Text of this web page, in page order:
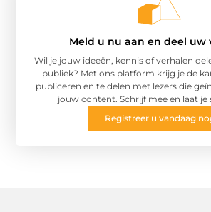
Meld u nu aan en deel uw
Wil je jouw ideeën, kennis of verhalen
publiek? Met ons platform krijg je de
publiceren en te delen met lezers die
jouw content. Schrijf mee en laat je
Registreer u vandaag